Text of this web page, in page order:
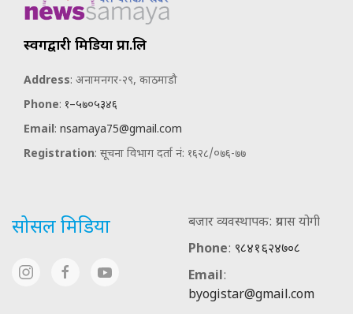
स्वर्गद्वारी मिडिया प्रा.लि
Address: अनामनगर-२९, काठमाडौ
Phone: १–५७०५३४६
Email: nsamaya75@gmail.com
Registration: सूचना विभाग दर्ता नं: १६२८/०७६-७७
सोसल मिडिया
बजार व्यवस्थापक: प्रयास योगी
Phone: ९८४१६२४७०८
Email:
byogistar@gmail.com